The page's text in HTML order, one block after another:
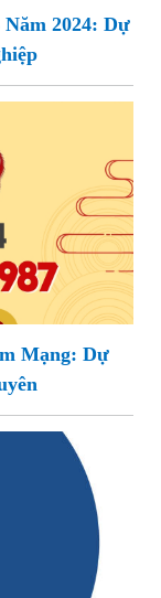
2024: Dự
Mạng: Dự